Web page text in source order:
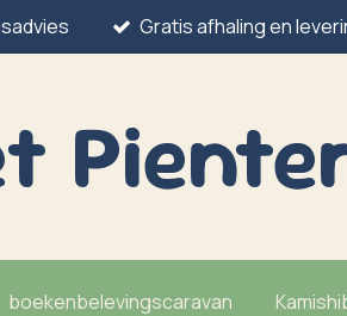
Gratis afhaling en
boekenbelevingscaravan